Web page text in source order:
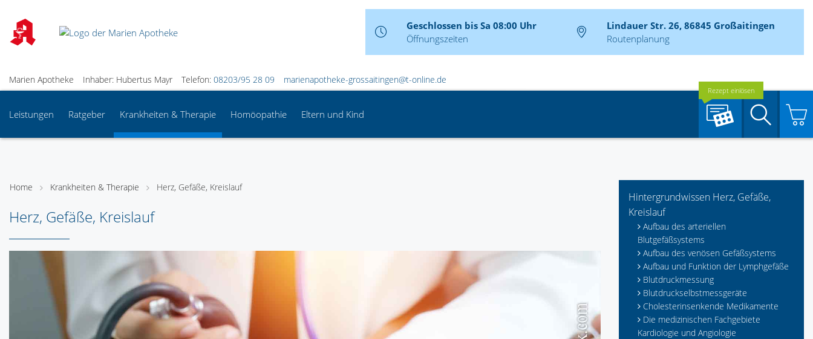
Geschlossen bis Sa 08:00 Uhr
Öffnungszeiten
Lindauer Str. 26, 86845 Großaitingen
Routenplanung
Marien Apotheke Inhaber: Hubertus Mayr Telefon: 08203/95 28 09 marienapotheke-grossaitingen@t-online.de
Leistungen Ratgeber Krankheiten & Therapie Homöopathie Eltern und Kind
Rezept einlösen
Suche
Home Krankheiten & Therapie Herz, Gefäße, Kreislauf
Herz, Gefäße, Kreislauf
Hintergrundwissen Herz, Gefäße,
Kreislauf
Aufbau des arteriellen
Blutgefäßsystems
Aufbau des venösen Gefäßsystems
Aufbau und Funktion der Lymphgefäße
Blutdruckmessung
Blutdruckselbstmessgeräte
Cholesterinsenkende Medikamente
Die medizinischen Fachgebiete
Kardiologie und Angiologie